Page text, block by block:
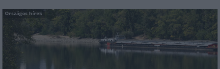
Országos hírek